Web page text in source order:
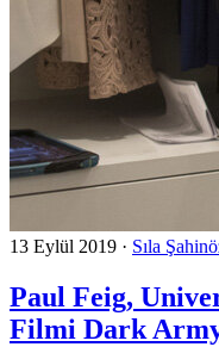
13 Eylül 2019 · Sıla
Paul Feig,
Filmi Dark